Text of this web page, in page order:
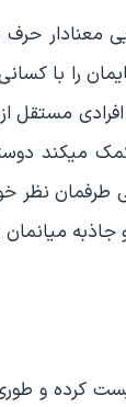
معنادار حرف
را با
کمک میکند
طرفمان نظر
میانمان
کرده و